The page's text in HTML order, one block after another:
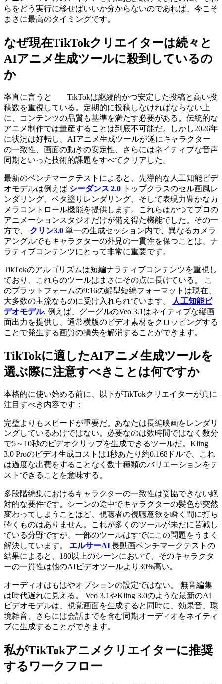
らをどう実行に移せばいいか分からないのであれば、今こそ
まさに最高のタイミングです。
なぜ現在TikTokクリエイターは続々と
AIアニメ生成ツールに殺到しているの
か
率直に言うと――TikTokは継続的かつ安定した投稿と高い投
稿数を重視している。定期的に投稿しなければならない上
に、コンテンツの品質も基準を満たす必要がある。伝統的な
アニメ制作では量産することは到底不可能だ。しかし2026年
に状況は好転し、AIアニメ生成ツールが遂にキャラクター
の一致性、画面の動きの安定性、さらにはネイティブな音声
同期といった技術的課題をすべてクリアした。
最新のベンチマークテストによると、先導的な人工知能ビデ
オモデルは例えば シーダンス 2.0 トップクラスのセル画風レ
ンダリング、ベタ塗りレンダリング、そして表現力豊かなカ
メラコントロール機能を提供します。これらはかつてプロの
アニメーションスタジオだけが備え得た機能でした。その一
方で、 クリン3.0 単一の生成セッション内で、異なるカメラ
アングルでもキャラクターの外見の一貫性を保つことは、ナ
ラティブコンテンツにとって非常に重要です。
TikTokのアルゴリズムは短編ナラティブコンテンツを重視し
ており、これらのツールはまさにその点に長けている。 こ
のプラットフォームの9:16の縦型短編フォーマットは現在、
大多数の主流なものに受け入れられています。
人工知能ビ
デオモデル. 例えば、グーグルのVeo 3.1はネイティブな縦画
面出力を提供し、通常横版のビデオ素材をクロッピングする
ことで発生する画質の損失を解消することができます。
TikTokに適したAIアニメ生成ツールを
選ぶ際に注意すべきことは何ですか
本格的に使い始める前に、以下がTikTokクリエイターが真に
注目すべき内容です：
完璧よりもスピードが重要だ。あなたは長編映画をレンダリ
ングしているわけではない。必要なのは数時間ではなく数分
で5～10秒のビデオクリップを生成できるツールだ。Kling
3.0 Proのビデオ生成コストは1秒あたり約0.168ドルで、これ
は過度な出費をすることなく数十種類のバリエーションをテ
ストできることを意味する。
多段階編集におけるキャラクターの一致性は妥協できない絶
対的な要件です。シーンの途中でキャラクターの髪色が突然
変わってしまうことほど、視聴者の視聴意欲を瞬く間に打ち
砕くものはありません。これが多くのツールが未だに苦戦し
ている分野ですが、一部のツールはすでにこの問題をうまく
解決しています。 エルサーAI 長動画ベンチマークテストの
結果によると、180以上のシーンにおいて、そのキャラクタ
ーの一貫性は他のAIビデオツールより30%高い。
オーディオはもはやオプションの設定ではない。 無音編集
は時代遅れに見える。 Veo 3.1やKling 3.0のような最新のAI
ビデオモデルは、視覚画面を生成すると同時に、効果音、環
境雑音、さらには会話までを含む同期オーディオをネイティ
ブに生成することができます。
私がTikTokアニメクリエイターに推奨
するワークフロー